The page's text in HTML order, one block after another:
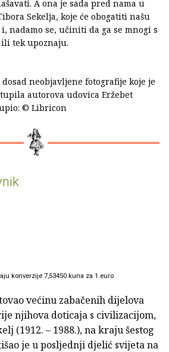
A ona je sada pred nama u
Sekelja, koje će obogatiti našu
se, učiniti da ga se mnogi s
tek upoznaju.
neobjavljene fotografije koje je
autorova udovica Eržebet
© Libricon
konverzije 7,53450 kuna za 1 euro
većinu zabačenih dijelova
njihova doticaja s civilizacijom,
(1912. – 1988.), na kraju šestog
je u posljednji djelić svijeta na